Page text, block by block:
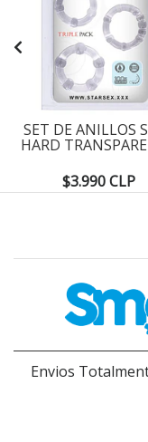
SET DE ANILLOS
HARD
$3.990 CLP
Envios